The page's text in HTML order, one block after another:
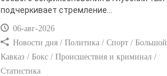
подчеркивает стремление...
06-авг-2026
Новости дня / Политика / Спорт / Большой
Кавказ / Бокс / Происшествия и криминал /
Статистика